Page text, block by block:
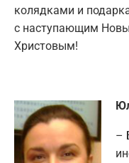
колядками и
с наступающим
Христовым!
–